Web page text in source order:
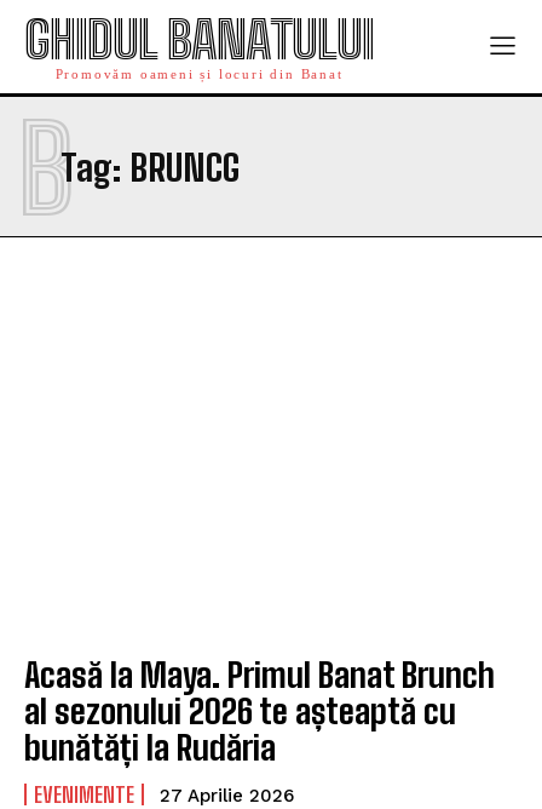
GHIDUL BANATULUI
Promovăm oameni și locuri din Banat
Tag: BRUNCG
B
Acasă la Maya. Primul Banat Brunch
al sezonului 2026 te așteaptă cu
bunătăți la Rudăria
EVENIMENTE 27 Aprilie 2026